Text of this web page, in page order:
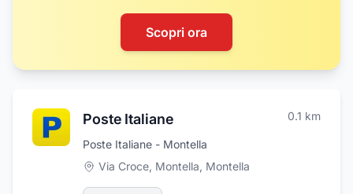
Scopri ora
Poste Italiane 0.1 km
Poste Italiane - Montella
Via Croce, Montella, Montella